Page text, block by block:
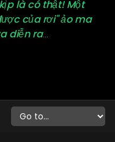
là có thật! Một
của rơi" ảo ma
diễn ra...